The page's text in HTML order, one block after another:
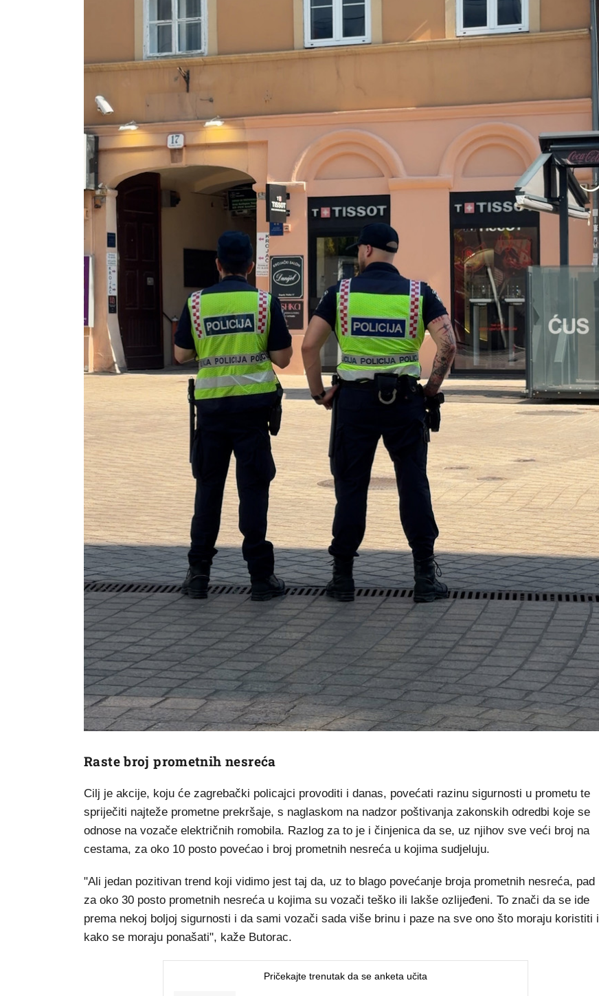
Raste broj prometnih nesreća
Cilj je akcije, koju će zagrebački policajci provoditi i danas, povećati razinu sigurnosti u prometu te
spriječiti najteže prometne prekršaje, s naglaskom na nadzor poštivanja zakonskih odredbi koje se
odnose na vozače električnih romobila. Razlog za to je i činjenica da se, uz njihov sve veći broj na
cestama, za oko 10 posto povećao i broj prometnih nesreća u kojima sudjeluju.
"Ali jedan pozitivan trend koji vidimo jest taj da, uz to blago povećanje broja prometnih nesreća, pad
za oko 30 posto prometnih nesreća u kojima su vozači teško ili lakše ozlijeđeni. To znači da se ide
prema nekoj boljoj sigurnosti i da sami vozači sada više brinu i paze na sve ono što moraju koristiti i
kako se moraju ponašati", kaže Butorac.